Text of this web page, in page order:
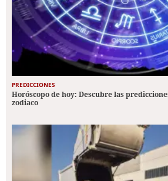
PREDICCIONES
Horóscopo de hoy: Descubre las
zodiaco